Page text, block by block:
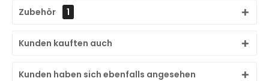
Zubehör 1
Kunden kauften auch
Kunden haben sich ebenfalls angesehen